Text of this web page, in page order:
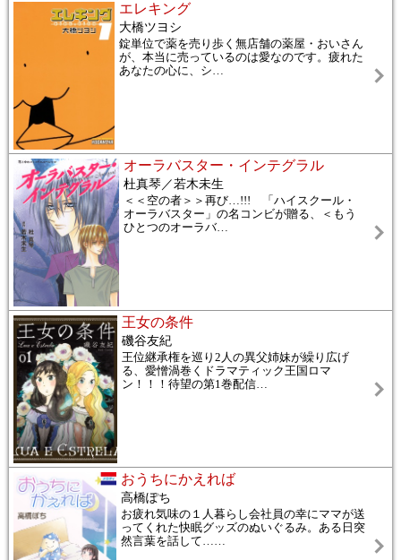
エレキング
大橋ツヨシ
錠単位で薬を売り歩く無店舗の薬屋・おいさん
が、本当に売っているのは愛なのです。疲れた
あなたの心に、シ…
オーラバスター・インテグラル
杜真琴／若木未生
＜＜空の者＞＞再び…!!! 「ハイスクール・
オーラバスター」の名コンビが贈る、＜もう
ひとつのオーラバ…
王女の条件
磯谷友紀
王位継承権を巡り2人の異父姉妹が繰り広げ
る、愛憎渦巻くドラマティック王国ロマ
ン！！！待望の第1巻配信…
おうちにかえれば
高橋ぽち
お疲れ気味の１人暮らし会社員の幸にママが送
ってくれた快眠グッズのぬいぐるみ。ある日突
然言葉を話して……